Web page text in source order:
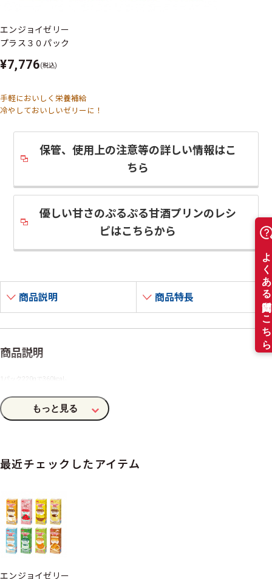
エンジョイゼリー
プラス３０パック
¥7,776(税込)
手軽においしく栄養補給
冷やしておいしいゼリーに！
保管、使用上の注意等の詳しい情報はこ
ちら
優しい甘さのぷるぷる甘酒プリンのレシ
ピはこちらから
商品説明 商品特長
商品説明
1パック220
で360kcal。
室温で保存できますが、おいしさを保つために冷所での保管をおすすめします。可能。
冷やして、固めておいしいゼリーに！
※ご使用前に冷蔵庫（1～10℃）で1日程度、冷やして固めてください。
☑ミキサー食の方
［栄養素：1パック/220
エネルギー：360kcal
たんぱく質：14.4g
カルシウム：240㎎
シールド乳酸菌
®：100億個配合
シールド乳酸菌 ®とは、森永乳業が持つ数千の菌株から選び抜かれた、健康力をサポートする乳酸
エンジョイゼリープラスの詳しい栄養組成は
最近チェックしたアイテム
エンジョイゼリー